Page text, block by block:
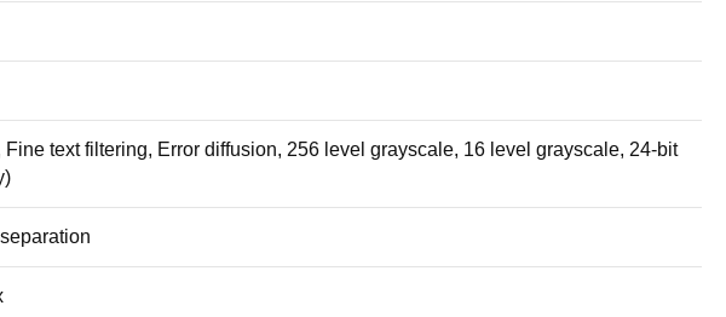
Fine text filtering, Error diffusion, 256 level grayscale, 16 level grayscale, 24-bit